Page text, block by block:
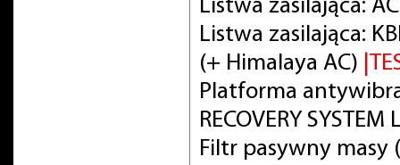
Listwa zasilająca:
Listwa zasilająca:
(+ Himalaya AC)
Platforma
RECOVERY
Filtr pasywny masy